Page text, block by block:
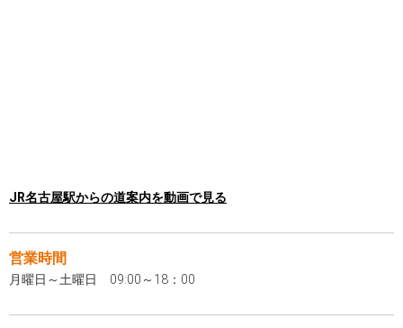
JR名古屋駅からの道案内を動画で見る
営業時間
月曜日～土曜日 09:00～18：00